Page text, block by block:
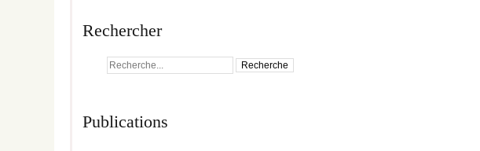
Rechercher
Publications